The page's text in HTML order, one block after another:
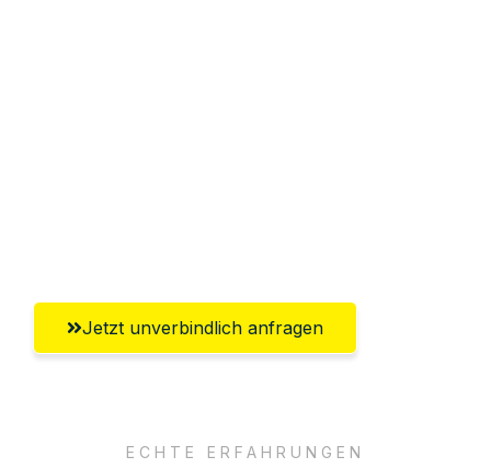
Jetzt unverbindlich anfragen
ECHTE ERFAHRUNGEN